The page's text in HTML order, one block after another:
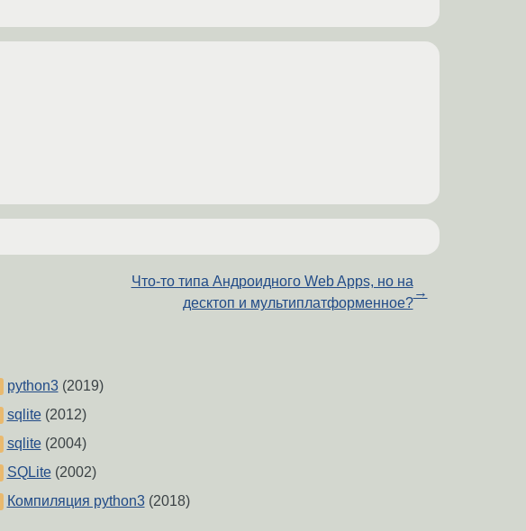
Что-то типа Андроидного Web Apps, но на
десктоп и мультиплатформенное?
→
python3(2019)
sqlite(2012)
sqlite(2004)
SQLite(2002)
Компиляция python3(2018)